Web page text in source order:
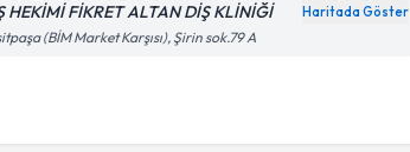
HEKİMİ FİKRET ALTAN DİŞ KLİNİĞİ Haritada Göster
(BİM Market Karşısı), Şirin sok.79 A